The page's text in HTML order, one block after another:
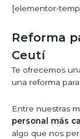
[elementor-
Reforma
Ceutí
Te ofrecemos
una reforma
Entre nuestras
personal más
algo que nos